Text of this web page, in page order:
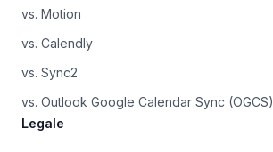
vs. Motion
vs. Calendly
vs. Sync2
vs. Outlook Google Calendar Sync (OGCS)
Legale